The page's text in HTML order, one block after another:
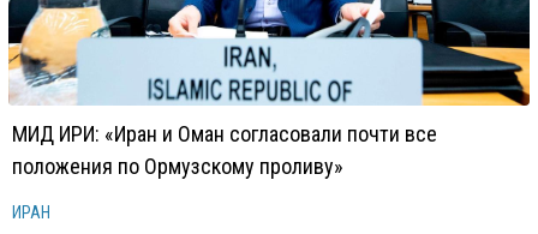
МИД ИРИ: «Иран и Оман согласовали почти все
положения по Ормузскому проливу»
ИРАН